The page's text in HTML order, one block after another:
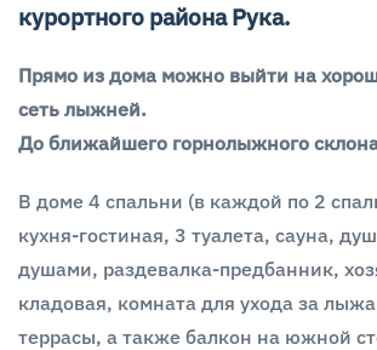
курортного района Рука.
Прямо из дома можно выйти на
сеть лыжней.
До ближайшего горнолыжного
В доме 4 спальни (в каждой по 2
кухня-гостиная, 3 туалета, сауна,
душами, раздевалка-предбанник,
кладовая, комната для ухода за
террасы, а также балкон на южной